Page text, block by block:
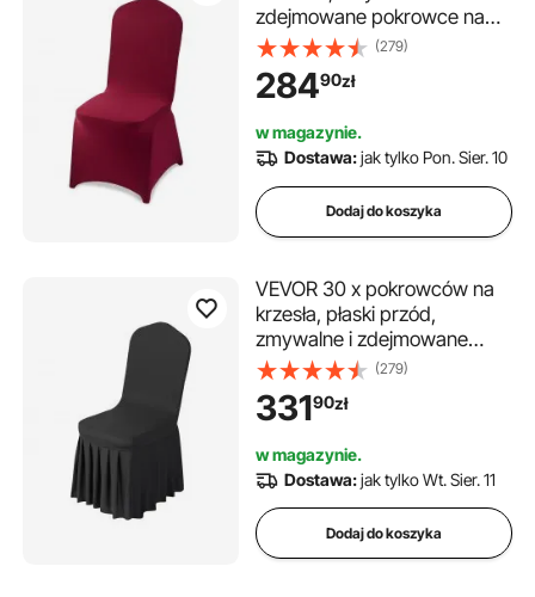
zdejmowane pokrowce na
krzesła z poliestru i spandexu
na wesela, bankiety w
jadalniach i restauracjach,
95 cm), kolor bordowy
(279)
28490zł
w magazynie.
Dostawa:jak tylko Pon. Sier. 10
Dodaj do koszyka
VEVOR 30 x pokrowców na
krzesła, płaski przód,
zmywalne i zdejmowane
pokrowce na krzesła z
poliestru i spandexu na
przyjęcia weselne, pasujące
czarne
(279)
33190zł
w magazynie.
Dostawa:jak tylko Wt. Sier. 11
Dodaj do koszyka